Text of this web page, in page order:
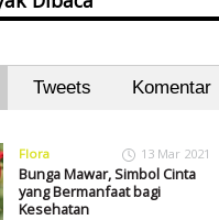
Tweets Komentar
Flora 13 Mar 2021
Bunga Mawar, Simbol Cinta
yang Bermanfaat bagi
Kesehatan